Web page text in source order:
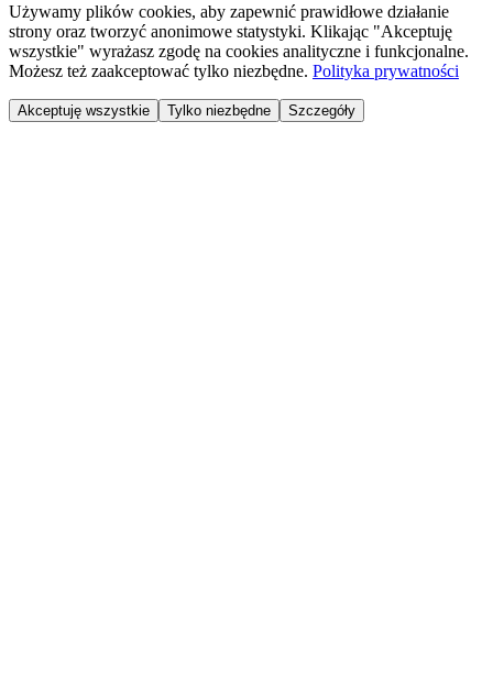
Używamy plików cookies, aby zapewnić prawidłowe działanie
strony oraz tworzyć anonimowe statystyki. Klikając "Akceptuję
wszystkie" wyrażasz zgodę na cookies analityczne i funkcjonalne.
Możesz też zaakceptować tylko niezbędne. Polityka prywatności
Akceptuję wszystkie Tylko niezbędne Szczegóły